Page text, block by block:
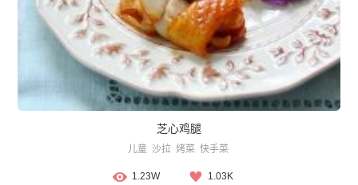
芝心鸡腿
儿童 沙拉 烤菜 快手菜
1.23W 1.03K